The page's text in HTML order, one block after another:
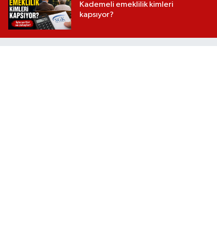
Kademeli emeklilik kimleri
kapsıyor?